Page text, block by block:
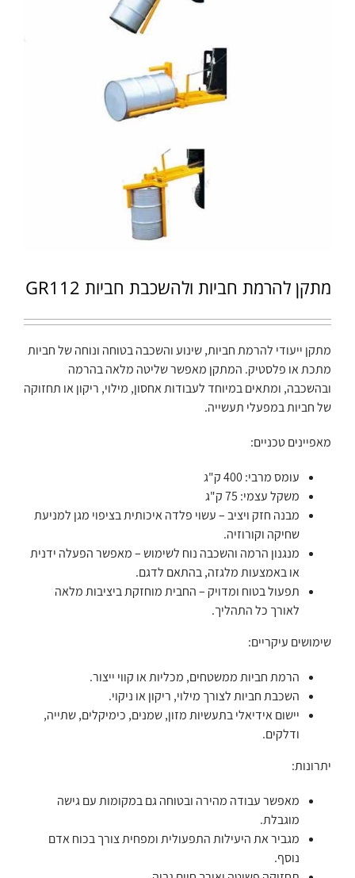
מתקן להרמת חביות ולהשכבת חביות GR112
מתקן ייעודי להרמת חביות, שינוע והשכבה בטוחה ונוחה של חביות
מתכת או פלסטיק. המתקן מאפשר שליטה מלאה בהרמה
ובהשכבה, ומתאים במיוחד לעבודות אחסון, מילוי, ריקון או תחזוקה
של חביות במפעלי תעשייה.
מאפיינים טכניים:
עומס מרבי: 400 ק"ג
משקל עצמי: 75 ק"ג
מבנה חזק ויציב – עשוי פלדה איכותית בציפוי מגן למניעת
שחיקה וקורוזיה.
מנגנון הרמה והשכבה נוח לשימוש – מאפשר הפעלה ידנית
או באמצעות מלגזה, בהתאם לדגם.
תפעול בטוח ומדויק – החבית מוחזקת ביציבות מלאה
לאורך כל התהליך.
שימושים עיקריים:
הרמת חביות ממשטחים, מכליות או קווי ייצור.
השכבת חביות לצורך מילוי, ריקון או ניקוי.
יישום אידיאלי בתעשיות מזון, שמנים, כימיקלים, שתייה,
ודלקים.
יתרונות:
מאפשר עבודה מהירה ובטוחה גם במקומות עם גישה
מוגבלת.
מגביר את היעילות התפעולית ומפחית צורך בכוח אדם
נוסף.